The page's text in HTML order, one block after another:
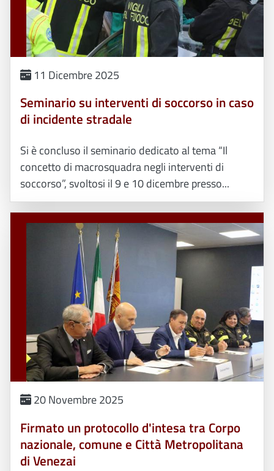
11 Dicembre 2025
Seminario su interventi di soccorso in caso
di incidente stradale
Si è concluso il seminario dedicato al tema “Il
concetto di macrosquadra negli interventi di
soccorso”, svoltosi il 9 e 10 dicembre presso...
20 Novembre 2025
Firmato un protocollo d'intesa tra Corpo
nazionale, comune e Città Metropolitana
di Venezai